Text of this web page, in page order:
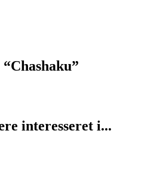
interesseret i...